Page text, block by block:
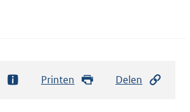
Printen Delen